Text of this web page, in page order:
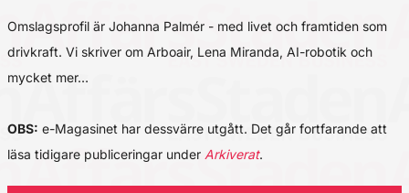
Omslagsprofil är Johanna Palmér - med livet och framtiden som
drivkraft. Vi skriver om Arboair, Lena Miranda, AI-robotik och
mycket mer…
OBS: e-Magasinet har dessvärre utgått. Det går fortfarande att
läsa tidigare publiceringar under Arkiverat.